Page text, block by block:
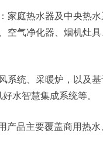
家庭热水器及中央热
空气净化器、烟机灶
系统、采暖炉，以及
水智慧集成系统等。
产品主要覆盖商用热